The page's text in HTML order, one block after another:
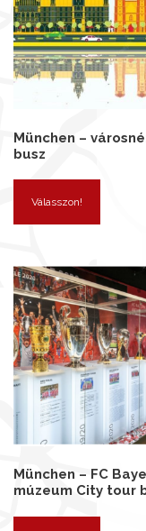
München –
busz
Válasszon!
München – FC
múzeum City tour